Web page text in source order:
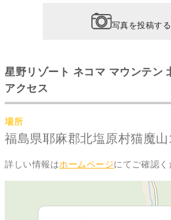
写真を投稿する
星野リゾート ネコマ マウンテン
アクセス
場所
福島県耶麻郡北塩原村猫魔
詳しい情報はホームページにてご確認く